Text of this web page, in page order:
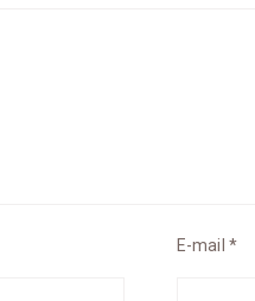
E-mail *